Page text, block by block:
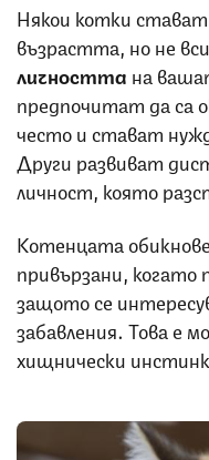
Някои котки
възрастта, но не
личността на
предпочитат да са
често и стават
Други развиват
личност, която
Котенцата
привързани, когато
защото се
забавления. Това е
хищнически